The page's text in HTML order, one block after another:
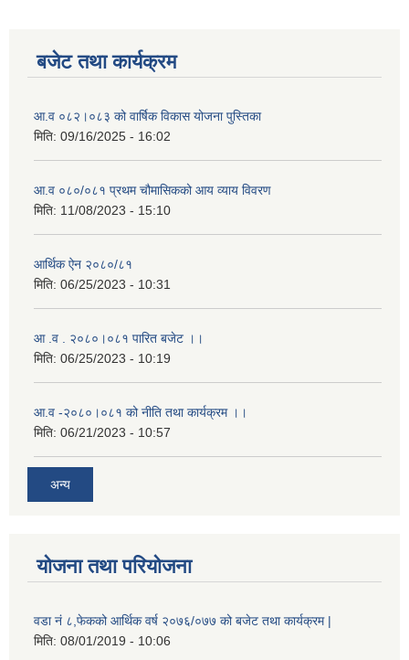
बजेट तथा कार्यक्रम
आ.व ०८२।०८३ को वार्षिक विकास योजना पुस्तिका
मिति: 09/16/2025 - 16:02
आ.व ०८०/०८१ प्रथम चौमासिकको आय व्याय विवरण
मिति: 11/08/2023 - 15:10
आर्थिक ऐन २०८०/८१
मिति: 06/25/2023 - 10:31
आ .व . २०८०।०८१ पारित बजेट ।।
मिति: 06/25/2023 - 10:19
आ.व -२०८०।०८१ को नीति तथा कार्यक्रम ।।
मिति: 06/21/2023 - 10:57
अन्य
योजना तथा परियोजना
वडा नं ८,फेकको आर्थिक वर्ष २०७६/०७७ को बजेट तथा कार्यक्रम |
मिति: 08/01/2019 - 10:06